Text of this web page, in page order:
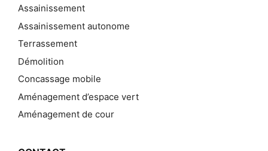
Assainissement
Assainissement autonome
Terrassement
Démolition
Concassage mobile
Aménagement d’espace vert
Aménagement de cour